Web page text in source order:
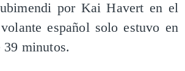
por Kai Havert en el
español solo estuvo en
39 minutos.